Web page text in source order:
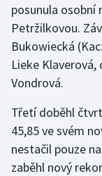
Ragby
Rychlobruslení
Rychlostní
Short track
Sportovní
posunula osobní
Petržilkovou.
Bukowiecká
Lieke
Vondrová.
Třetí doběhl
45,85 ve svém
nestačil pouze
zaběhl nový